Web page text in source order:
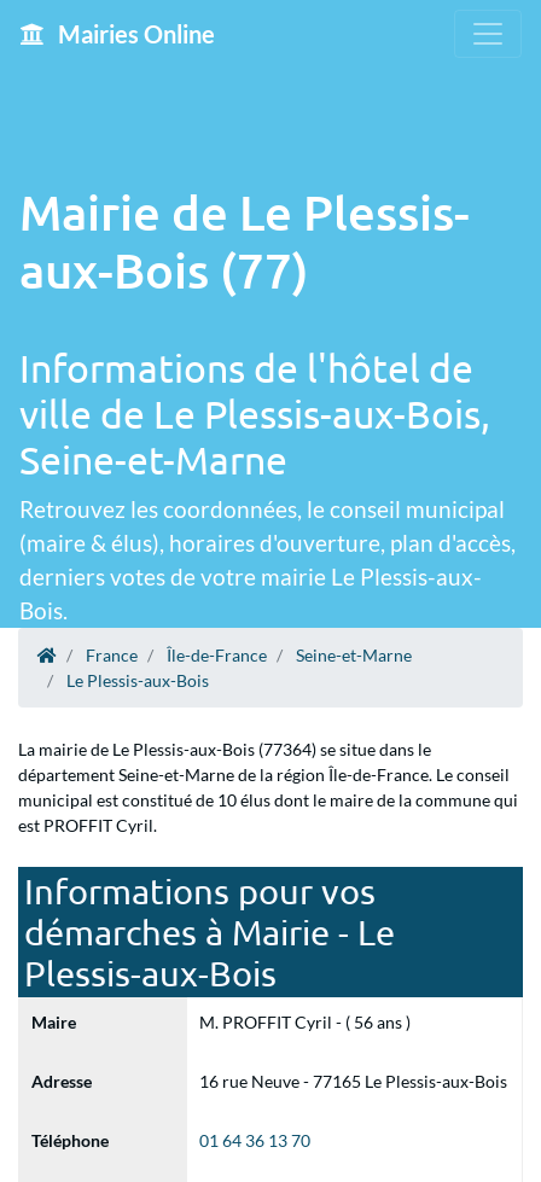
Mairies Online
Mairie de Le Plessis-
aux-Bois (77)
Informations de l'hôtel de
ville de Le Plessis-aux-Bois,
Seine-et-Marne
Retrouvez les coordonnées, le conseil municipal
(maire & élus), horaires d'ouverture, plan d'accès,
derniers votes de votre mairie Le Plessis-aux-
Bois.
France Île-de-France
Seine-et-Marne
Le Plessis-aux-Bois
La mairie de Le Plessis-aux-Bois (77364) se situe dans le
département Seine-et-Marne de la région Île-de-France. Le conseil
municipal est constitué de 10 élus dont le maire de la commune qui
est PROFFIT Cyril.
Informations pour vos
démarches à Mairie - Le
Plessis-aux-Bois
Maire M. PROFFIT Cyril - ( 56 ans )
Adresse 16 rue Neuve - 77165 Le Plessis-aux-Bois
Téléphone 01 64 36 13 70